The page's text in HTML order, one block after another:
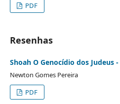
PDF
Resenhas
Shoah O Genocídio dos Judeus
Newton Gomes Pereira
PDF